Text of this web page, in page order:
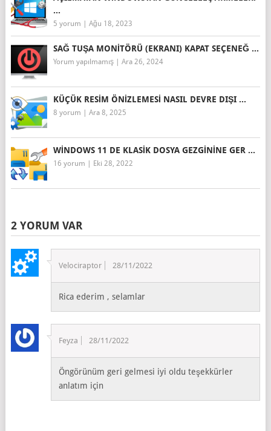
...
5 yorum | Ağu 18, 2023
SAĞ TUŞA MONITÖRÜ (EKRANI) KAPAT SEÇENEĞ ...
Yorum yapılmamış| Ara 26, 2024
KÜÇÜK RESIM ÖNIZLEMESI NASIL DEVRE DIŞI ...
8 yorum | Ara 8, 2025
WINDOWS 11 DE KLASIK DOSYA GEZGININE GER ...
16 yorum | Eki 28, 2022
2 YORUM VAR
Velociraptor 28/11/2022
Rica ederim , selamlar
Feyza 28/11/2022
Öngörünüm geri gelmesi iyi oldu teşekkürler
anlatım için